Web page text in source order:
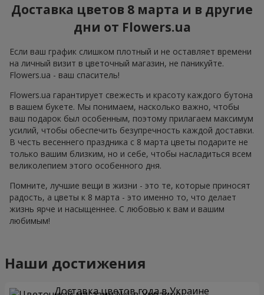
Доставка цветов 8 марта и в другие
дни от Flowers.ua
Если ваш график слишком плотный и не оставляет времени
на личный визит в цветочный магазин, не паникуйте.
Flowers.ua - ваш спаситель!
Flowers.ua гарантирует свежесть и красоту каждого бутона
в вашем букете. Мы понимаем, насколько важно, чтобы
ваш подарок был особенным, поэтому прилагаем максимум
усилий, чтобы обеспечить безупречность каждой доставки.
В честь весеннего праздника с 8 марта цветы подарите не
только вашим близким, но и себе, чтобы насладиться всем
великолепием этого особенного дня.
Помните, лучшие вещи в жизни - это те, которые приносят
радость, а цветы к 8 марта - это именно то, что делает
жизнь ярче и насыщеннее. С любовью к вам и вашим
любимым!
Наши достижения
Доставка цветов года в Украине